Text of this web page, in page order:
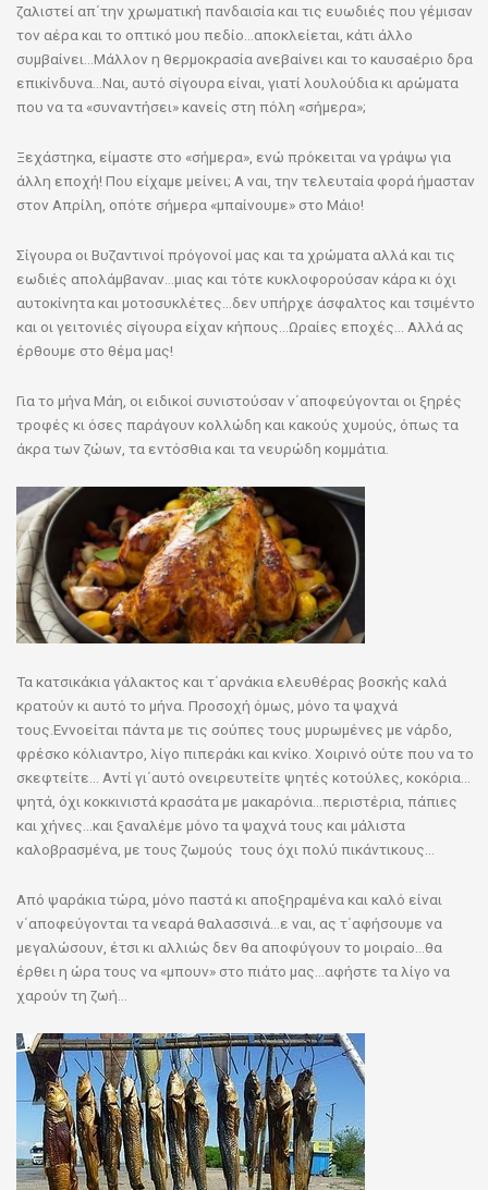
ζαλιστεί απ΄την χρωματική πανδαισία και τις ευωδιές που γέμισαν
τον αέρα και το οπτικό μου πεδίο…αποκλείεται, κάτι άλλο
συμβαίνει…Μάλλον η θερμοκρασία ανεβαίνει και το καυσαέριο δρα
επικίνδυνα…Ναι, αυτό σίγουρα είναι, γιατί λουλούδια κι αρώματα
που να τα «συναντήσει» κανείς στη πόλη «σήμερα»;
Ξεχάστηκα, είμαστε στο «σήμερα», ενώ πρόκειται να γράψω για
άλλη εποχή! Που είχαμε μείνει; Α ναι, την τελευταία φορά ήμασταν
στον Απρίλη, οπότε σήμερα «μπαίνουμε» στο Μάιο!
Σίγουρα οι Βυζαντινοί πρόγονοί μας και τα χρώματα αλλά και τις
εωδιές απολάμβαναν…μιας και τότε κυκλοφορούσαν κάρα κι όχι
αυτοκίνητα και μοτοσυκλέτες…δεν υπήρχε άσφαλτος και τσιμέντο
και οι γειτονιές σίγουρα είχαν κήπους…Ωραίες εποχές… Αλλά ας
έρθουμε στο θέμα μας!
Για το μήνα Μάη, οι ειδικοί συνιστούσαν ν΄αποφεύγονται οι ξηρές
τροφές κι όσες παράγουν κολλώδη και κακούς χυμούς, όπως τα
άκρα των ζώων, τα εντόσθια και τα νευρώδη κομμάτια.
Τα κατσικάκια γάλακτος και τ΄αρνάκια ελευθέρας βοσκής καλά
κρατούν κι αυτό το μήνα. Προσοχή όμως, μόνο τα ψαχνά
τους.Εννοείται πάντα με τις σούπες τους μυρωμένες με νάρδο,
φρέσκο κόλιαντρο, λίγο πιπεράκι και κνίκο. Χοιρινό ούτε που να το
σκεφτείτε… Αντί γι΄αυτό ονειρευτείτε ψητές κοτούλες, κοκόρια…
ψητά, όχι κοκκινιστά κρασάτα με μακαρόνια…περιστέρια, πάπιες
και χήνες…και ξαναλέμε μόνο τα ψαχνά τους και μάλιστα
καλοβρασμένα, με τους ζωμούς τους όχι πολύ πικάντικους…
Από ψαράκια τώρα, μόνο παστά κι αποξηραμένα και καλό είναι
ν΄αποφεύγονται τα νεαρά θαλασσινά…ε ναι, ας τ΄αφήσουμε να
μεγαλώσουν, έτσι κι αλλιώς δεν θα αποφύγουν το μοιραίο…θα
έρθει η ώρα τους να «μπουν» στο πιάτο μας…αφήστε τα λίγο να
χαρούν τη ζωή…